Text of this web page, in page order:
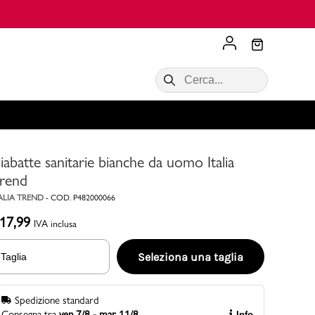
Acquista ora
CIAK
Scopri di più
sanitarie bianche da uomo Italia
TREND - COD. P482000066
17,99 IVA inclusa
Taglia Seleziona una taglia
Spedizione standard